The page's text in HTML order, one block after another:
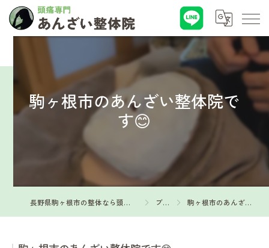
駒ヶ根市のあんざい整体院で
す😊
長野県駒ヶ根市の整体なら頭痛専門 あんざい整体院 ブログ 駒ヶ根市のあんざい整体院です😊